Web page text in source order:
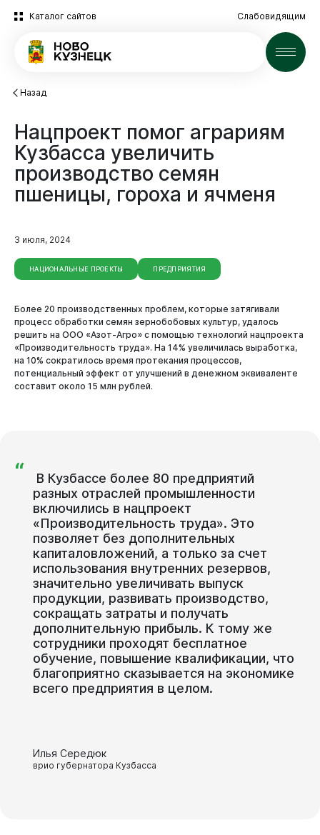
Каталог сайтов Слабовидящим
Новости
Назад
Нацпроект помог аграриям
Кузбасса увеличить
производство семян
пшеницы, гороха и ячменя
3 июля, 2024
НАЦИОНАЛЬНЫЕ ПРОЕКТЫ ПРЕДПРИЯТИЯ
Более 20 производственных проблем, которые затягивали
процесс обработки семян зернобобовых культур, удалось
решить на ООО «Азот-Агро» с помощью технологий нацпроекта
«Производительность труда». На 14% увеличилась выработка,
на 10% сократилось время протекания процессов,
потенциальный эффект от улучшений в денежном эквиваленте
составит около 15 млн рублей.
“ В Кузбассе более 80 предприятий
разных отраслей промышленности
включились в нацпроект
«Производительность труда». Это
позволяет без дополнительных
капиталовложений, а только за счет
использования внутренних резервов,
значительно увеличивать выпуск
продукции, развивать производство,
сокращать затраты и получать
дополнительную прибыль. К тому же
сотрудники проходят бесплатное
обучение, повышение квалификации, что
благоприятно сказывается на экономике
всего предприятия в целом.
Илья Середюк
врио губернатора Кузбасса